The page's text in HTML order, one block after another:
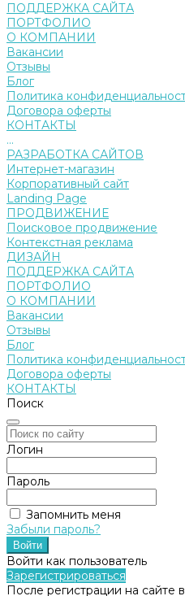
ПОДДЕРЖКА САЙТА
ПОРТФОЛИО
О КОМПАНИИ
Вакансии
Отзывы
Блог
Политика
Договора оферты
КОНТАКТЫ
...
РАЗРАБОТКА САЙТОВ
Интернет-магазин
Корпоративный сайт
Landing Page
ПРОДВИЖЕНИЕ
Поисковое продвижение
Контекстная реклама
ДИЗАЙН
ПОДДЕРЖКА САЙТА
ПОРТФОЛИО
О КОМПАНИИ
Вакансии
Отзывы
Блог
Политика
Договора оферты
КОНТАКТЫ
Поиск
Логин
Пароль
Запомнить меня
Забыли пароль?
Войти как пользователь
Зарегистрироваться
После регистрации на сайте